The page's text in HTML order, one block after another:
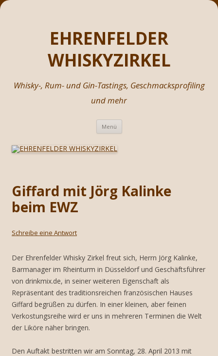
EHRENFELDER
WHISKYZIRKEL
Whisky-, Rum- und Gin-Tastings, Geschmacksprofiling
und mehr
Menü Zum
Giffard mit Jörg Kalinke
beim EWZ
Schreibe eine Antwort
Der Ehrenfelder Whisky Zirkel freut sich, Herrn Jörg Kalinke,
Barmanager im Rheinturm in Düsseldorf und Geschäftsführer
von drinkmix.de, in seiner weiteren Eigenschaft als
Repräsentant des traditionsreichen französischen Hauses
Giffard begrüßen zu dürfen. In einer kleinen, aber feinen
Verkostungsreihe wird er uns in mehreren Terminen die Welt
der Liköre näher bringen.
Den Auftakt bestritten wir am Sonntag, 28. April 2013 mit